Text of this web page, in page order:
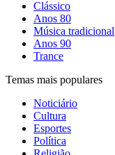
Clássico
Anos 80
Música tradicional
Anos 90
Trance
Temas mais populares
Noticiário
Cultura
Esportes
Política